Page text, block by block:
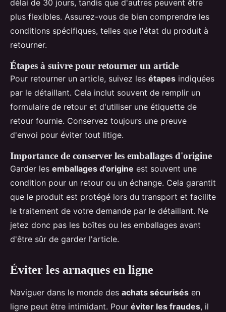
délai de 30 jours, tandis que d'autres peuvent être
plus flexibles. Assurez-vous de bien comprendre les
conditions spécifiques, telles que l'état du produit à
retourner.
Étapes à suivre pour retourner un article
Pour retourner un article, suivez les étapes indiquées
par le détaillant. Cela inclut souvent de remplir un
formulaire de retour et d'utiliser une étiquette de
retour fournie. Conservez toujours une preuve
d'envoi pour éviter tout litige.
Importance de conserver les emballages d'origine
Garder les emballages d'origine est souvent une
condition pour un retour ou un échange. Cela garantit
que le produit est protégé lors du transport et facilite
le traitement de votre demande par le détaillant. Ne
jetez donc pas les boîtes ou les emballages avant
d'être sûr de garder l'article.
Éviter les arnaques en ligne
Naviguer dans le monde des achats sécurisés en
ligne peut être intimidant. Pour éviter les fraudes, il